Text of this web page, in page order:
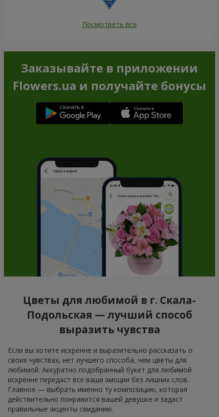
Посмотреть все
Заказывайте в приложении
Flowers.ua и получайте бонусы
Цветы для любимой в г. Скала-
Подольская — лучший способ
выразить чувства
Если вы хотите искренне и выразительно рассказать о
своих чувствах, нет лучшего способа, чем цветы для
любимой. Аккуратно подобранный букет для любимой
искренне передаст все ваши эмоции без лишних слов.
Главное — выбрать именно ту композицию, которая
действительно понравится вашей девушке и задаст
правильные акценты свиданию.